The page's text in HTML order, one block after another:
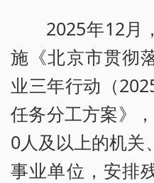
2025年12月
施《北京市贯彻
业三年行动（
任务分工方案》
0人及以上的机关
事业单位，安排